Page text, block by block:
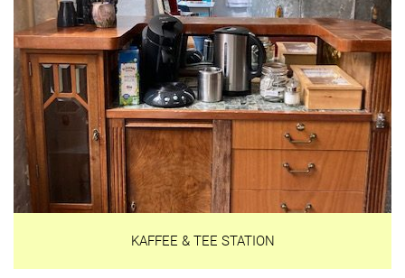
KAFFEE & TEE STATION